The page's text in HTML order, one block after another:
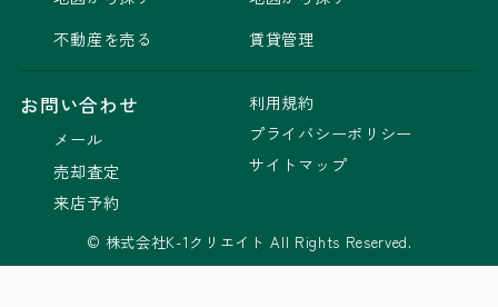
不動産を売る
賃貸管理
お問い合わせ
メール
売却査定
来店予約
利用規約
プライバシーポリシー
サイトマップ
© 株式会社K-1クリエイト All Rights Reserved.